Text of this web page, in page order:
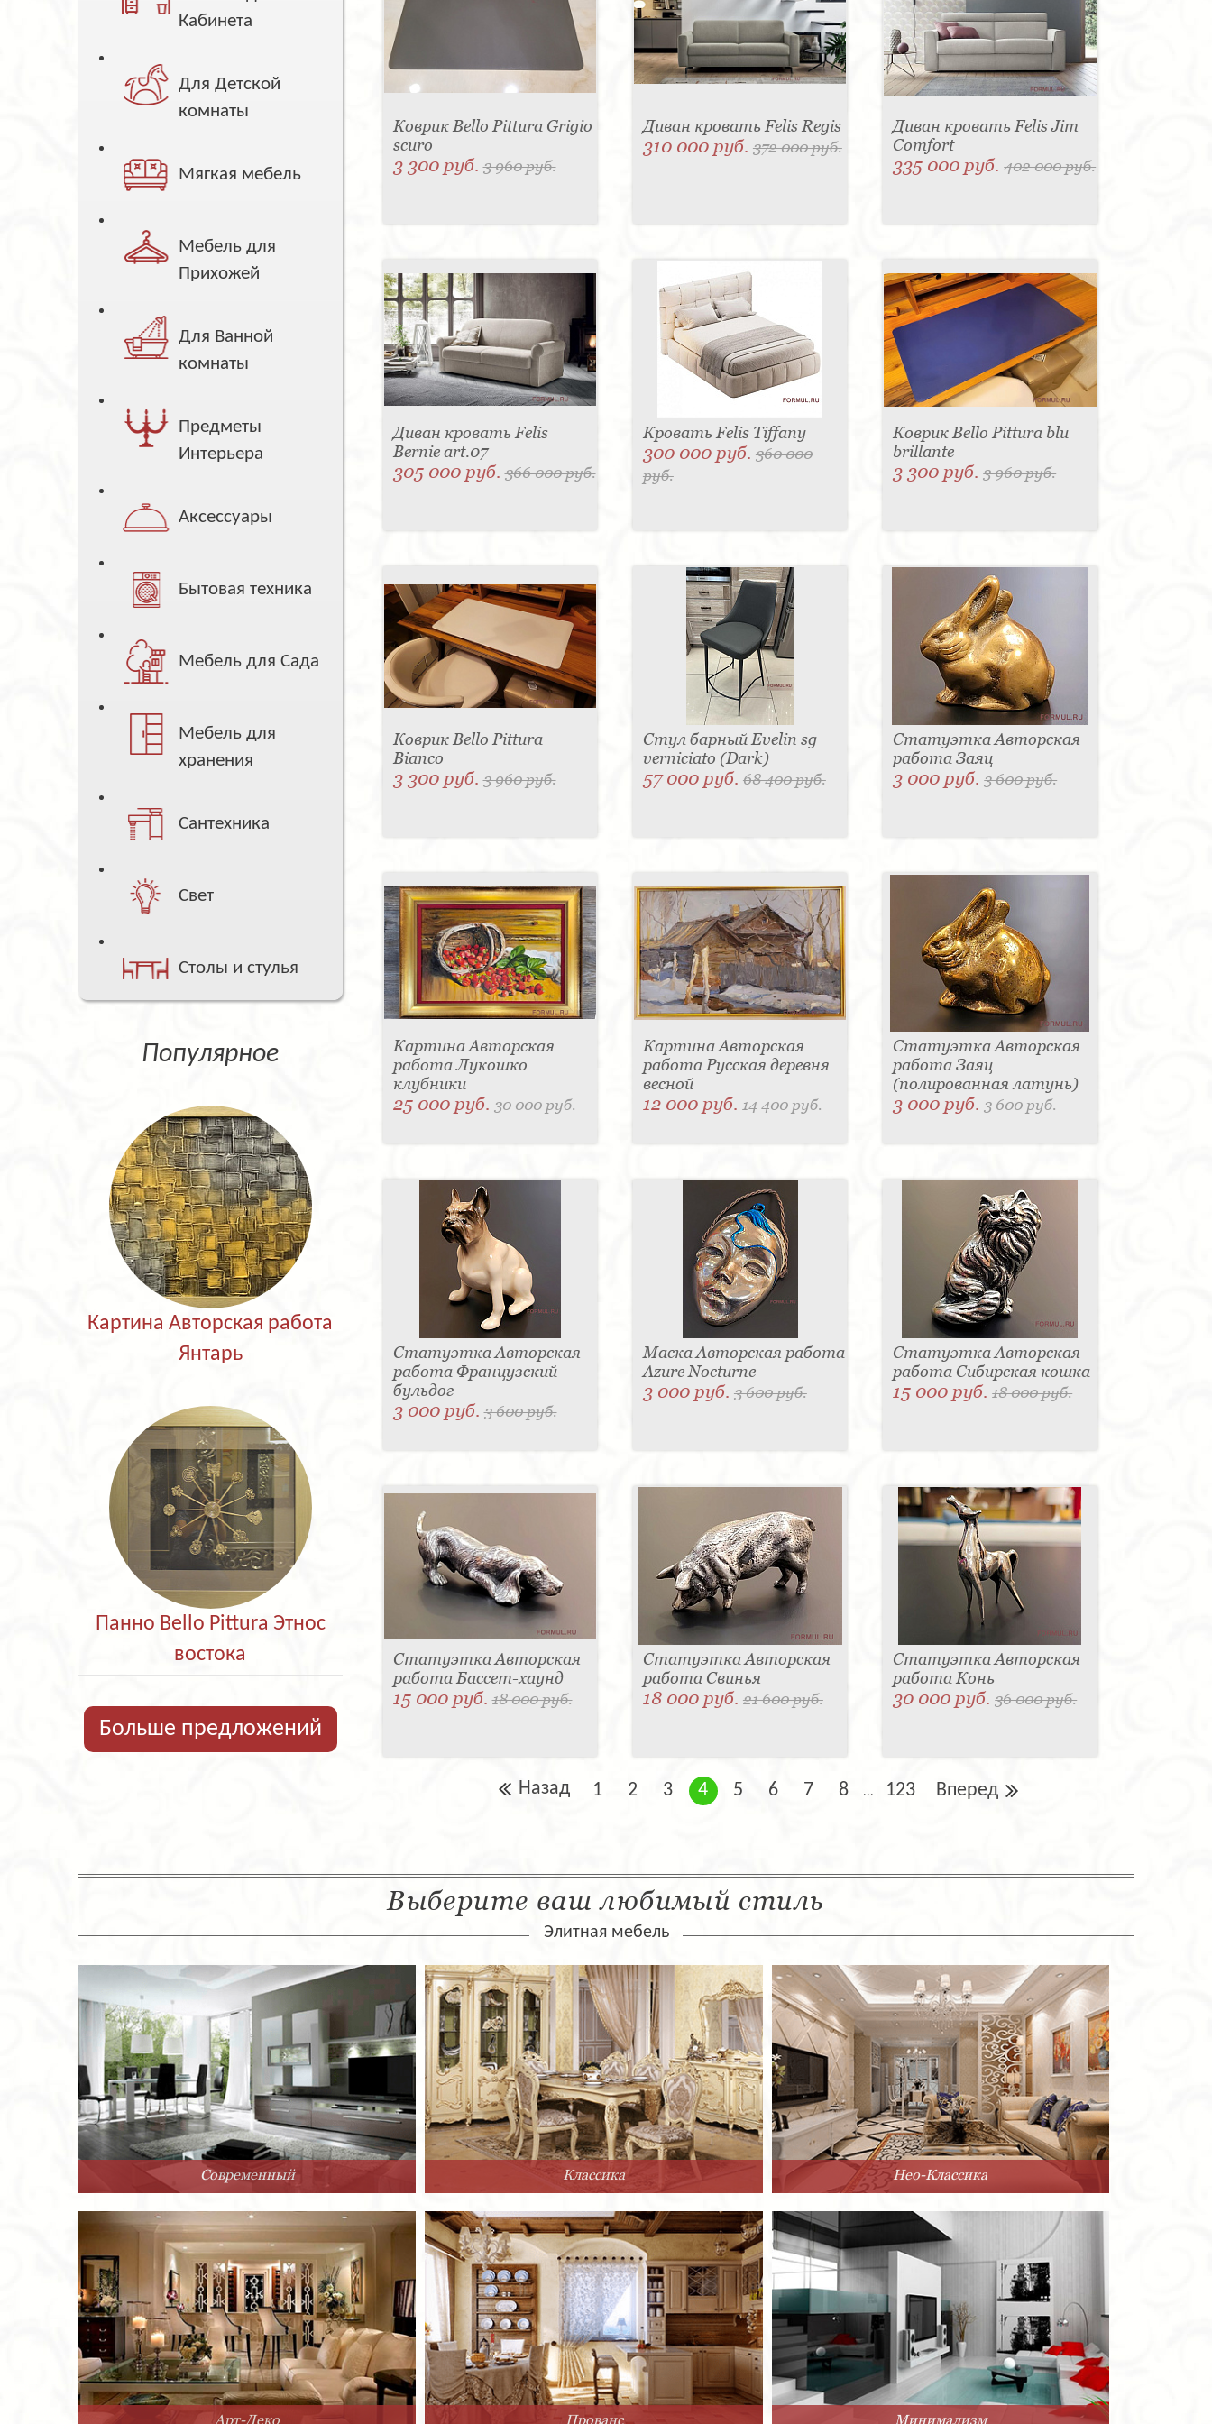
Кабинета
Для Детской
комнаты
Мягкая мебель
Мебель для
Прихожей
Для Ванной
комнаты
Предметы
Интерьера
Аксессуары
Бытовая техника
Мебель для Сада
Мебель для
хранения
Сантехника
Свет
Столы и стулья
Популярное
Картина Авторская работа
Янтарь
Панно Bello Pittura Этнос
востока
Больше предложений
Коврик Bello Pittura Grigio
scuro
3 300 руб.3 960 руб.
Диван кровать Felis Regis
310 000 руб. 372 000 руб.
Диван кровать Felis Jim
Comfort
335 000 руб.402 000 руб.
Диван кровать Felis
Bernie art.07
305 000 руб.366 000 руб.
Кровать Felis Tiffany
300 000 руб. 360 000
руб.
Коврик Bello Pittura blu
brillante
3 300 руб.3 960 руб.
Коврик Bello Pittura
Bianco
3 300 руб.3 960 руб.
Стул барный Evelin sg
verniciato (Dark)
57 000 руб. 68 400 руб.
Статуэтка Авторская
работа Заяц
3 000 руб.3 600 руб.
Картина Авторская
работа Лукошко
клубники
25 000 руб.30 000 руб.
Картина Авторская
работа Русская деревня
весной
12 000 руб. 14 400 руб.
Статуэтка Авторская
работа Заяц
(полированная латунь)
3 000 руб.3 600 руб.
Статуэтка Авторская
работа Французский
бульдог
3 000 руб.3 600 руб.
Маска Авторская работа
Azure Nocturne
3 000 руб. 3 600 руб.
Статуэтка Авторская
работа Сибирская кошка
15 000 руб.18 000 руб.
Статуэтка Авторская
работа Бассет-хаунд
15 000 руб.18 000 руб.
Статуэтка Авторская
работа Свинья
18 000 руб. 21 600 руб.
Статуэтка Авторская
работа Конь
30 000 руб.36 000 руб.
Назад 1 2 3 4 5 6 7 8 ... 123 Вперед
Выберите ваш любимый стиль
Элитная мебель
Современный Классика Нео-Классика
Арт-Деко Прованс Минимализм